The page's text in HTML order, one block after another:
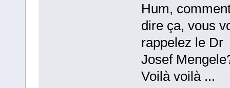
Hum,
dire ça, vous
rappelez le Dr
Josef
Voilà voilà ...